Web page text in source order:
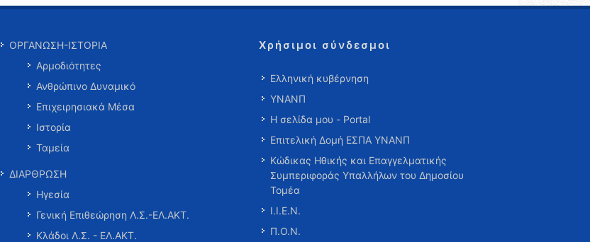
ΟΡΓΑΝΩΣΗ-ΙΣΤΟΡΙΑ
Αρμοδιότητες
Ανθρώπινο Δυναμικό
Επιχειρησιακά Μέσα
Ιστορία
Ταμεία
ΔΙΑΡΘΡΩΣΗ
Ηγεσία
Γενική Επιθεώρηση Λ.Σ.-ΕΛ.ΑΚΤ.
Κλάδοι Λ.Σ. - ΕΛ.ΑΚΤ.
Χρήσιμοι σύνδεσμοι
Ελληνική κυβέρνηση
ΥΝΑΝΠ
Η σελίδα μου - Portal
Επιτελική Δομή ΕΣΠΑ ΥΝΑΝΠ
Κώδικας Ηθικής και Επαγγελματικής
Συμπεριφοράς Υπαλλήλων του Δημοσίου
Τομέα
Ι.Ι.Ε.Ν.
Π.Ο.Ν.